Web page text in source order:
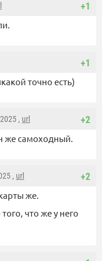
+1
+1
точно есть)
+2
, url
же самоходный.
+2
, url
же.
что же у него